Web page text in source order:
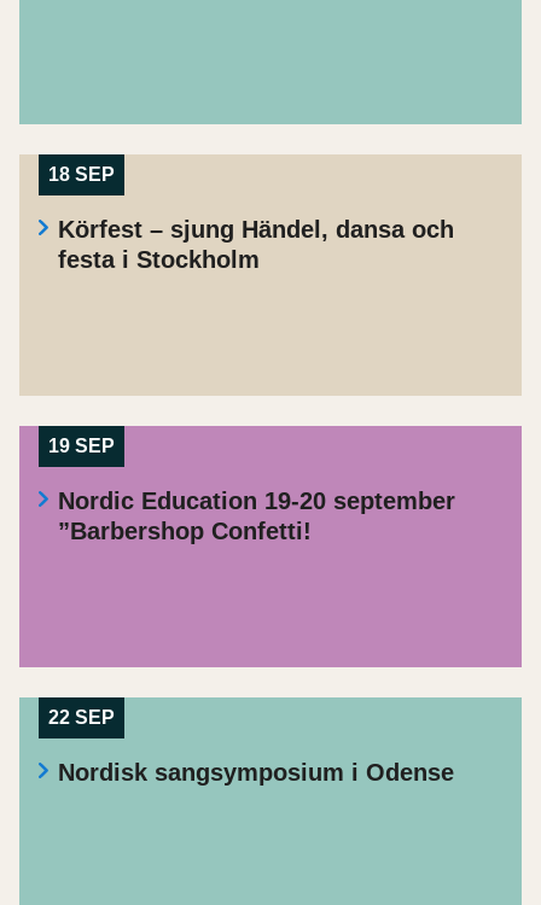
18 SEP
Körfest – sjung Händel, dansa och
festa i Stockholm
19 SEP
Nordic Education 19-20 september
”Barbershop Confetti!
22 SEP
Nordisk sangsymposium i Odense